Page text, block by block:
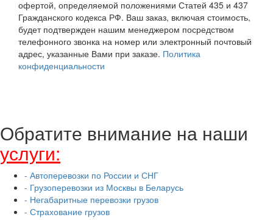
офертой, определяемой положениями Статей 435 и 437
Гражданского кодекса РФ. Ваш заказ, включая стоимость,
будет подтвержден нашим менеджером посредством
телефонного звонка на номер или электронный почтовый
адрес, указанные Вами при заказе. Политика
конфиденциальности
Обратите внимание на наши
услуги:
- Автоперевозки по России и СНГ
- Грузоперевозки из Москвы в Беларусь
- Негабаритные перевозки грузов
- Страхование грузов